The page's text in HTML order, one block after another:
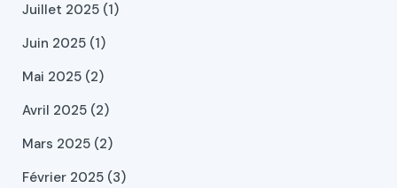
Juillet 2025 (1)
Juin 2025 (1)
Mai 2025 (2)
Avril 2025 (2)
Mars 2025 (2)
Février 2025 (3)